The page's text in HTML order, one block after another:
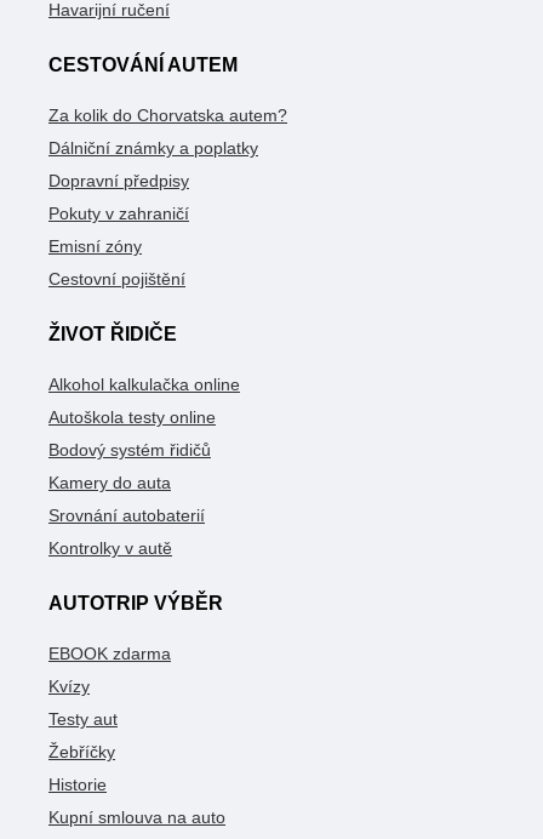
Havarijní ručení
CESTOVÁNÍ AUTEM
Za kolik do Chorvatska autem?
Dálniční známky a poplatky
Dopravní předpisy
Pokuty v zahraničí
Emisní zóny
Cestovní pojištění
ŽIVOT ŘIDIČE
Alkohol kalkulačka online
Autoškola testy online
Bodový systém řidičů
Kamery do auta
Srovnání autobaterií
Kontrolky v autě
AUTOTRIP VÝBĚR
EBOOK zdarma
Kvízy
Testy aut
Žebříčky
Historie
Kupní smlouva na auto